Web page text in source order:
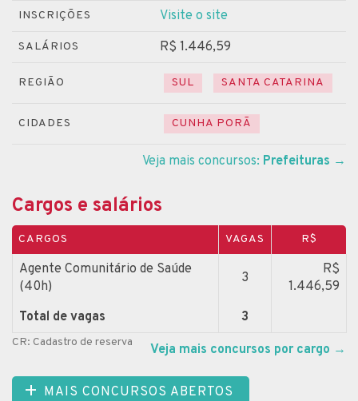
INSCRIÇÕES Visite o site
SALÁRIOS R$ 1.446,59
REGIÃO SUL SANTA CATARINA
CIDADES CUNHA PORÃ
Veja mais concursos: Prefeituras →
Cargos e salários
CARGOS VAGAS R$
Agente Comunitário de Saúde
(40h)
3
R$
1.446,59
Total de vagas
3
CR: Cadastro de reserva Veja mais concursos por cargo →
MAIS CONCURSOS ABERTOS